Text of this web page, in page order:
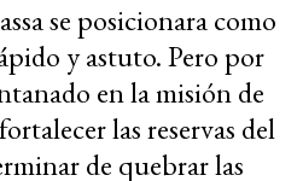
se posicionara como
y astuto. Pero por
en la misión de
las reservas del
de quebrar las